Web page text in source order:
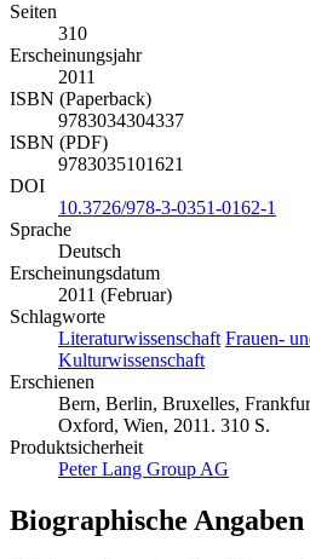
Seiten
310
Erscheinungsjahr
2011
ISBN (Paperback)
9783034304337
ISBN (PDF)
9783035101621
DOI
10.3726/978-3-0351-0162-1
Sprache
Deutsch
Erscheinungsdatum
2011 (Februar)
Schlagworte
Literaturwissenschaft Frauen-
Kulturwissenschaft
Erschienen
Bern, Berlin, Bruxelles,
Oxford, Wien, 2011. 310 S.
Produktsicherheit
Peter Lang Group AG
Biographische Angaben